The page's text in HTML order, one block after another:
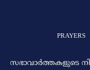
PRAYERS
സഭാവാര്‍ത്തകളുടെ